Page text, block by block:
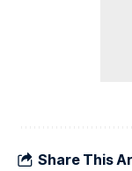
Share This